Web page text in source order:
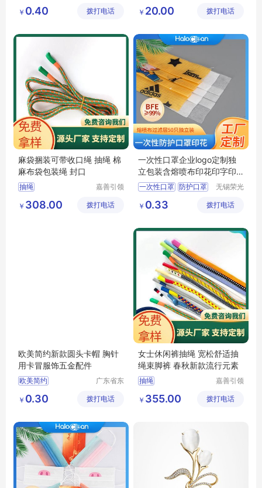
窗帘绳 绳带
造有限公
￥ 0.40 拨打电话
商务有限
￥ 20.00 拨打电话
麻袋捆装可带收口绳 抽绳 棉
麻布袋包装绳 封口
抽绳
嘉善引领
厂(普通
￥ 308.00 拨打电话
一次性口罩企业logo定制独
立包装含熔喷布印花印字印
图案 三层防护
一次性口罩 防护口罩
一次性口罩批发
无锡荣光
有限公司
￥ 0.33 拨打电话
欧美简约新款圆头卡帽 胸针
用卡冒服饰五金配件
欧美简约
广东省东
镇锦厦社
￥ 0.30 拨打电话
女士休闲裤抽绳 宽松舒适抽
绳束脚裤 春秋新款流行元素
抽绳
嘉善引领
厂(普通
￥ 355.00 拨打电话